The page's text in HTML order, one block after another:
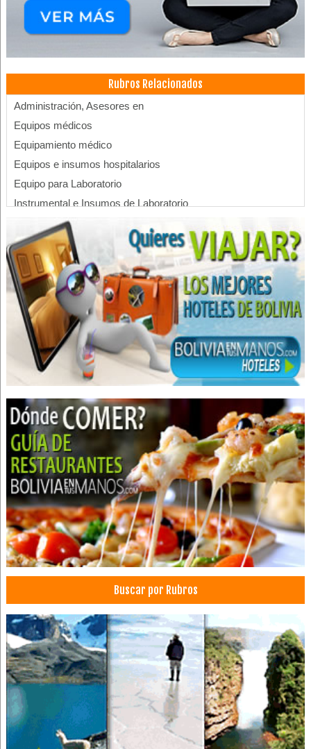
Rubros Relacionados
Administración, Asesores en
Equipos médicos
Equipamiento médico
Equipos e insumos hospitalarios
Equipo para Laboratorio
Instrumental e Insumos de Laboratorio
Instrumental e Insumos Médicos
Insumos de medicina
Insumos Médicos
Laboratorios, Accesorios para
Programas de Radio
Radiodifusión
Radioemisoras
Publicidad en Radio
Radio en La Paz, Bolivia
Comunicadores
Locución Comercial
Medios de Comunicación Alternativos
Agencia Despachante de Aduana
Agentes Despachadores de Aduanas
Asesorías en Comercio Exterior
Asesoramiento Aduanero
Agentes Generales de Aduana
Agentes de Importación y Exportación
Despachantes de Aduana
Nacionalización de Mercadería
Servicios Aduaneros
Trámites Aduaneros
Exportación de Mercancías
Exportación de Mercadería
Comercio Exterior
Buscar por Rubros